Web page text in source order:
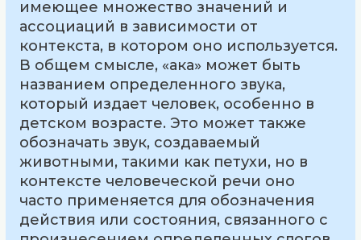
имеющее множество значений и
ассоциаций в зависимости от
контекста, в котором оно используется.
В общем смысле, «ака» может быть
названием определенного звука,
который издает человек, особенно в
детском возрасте. Это может также
обозначать звук, создаваемый
животными, такими как петухи, но в
контексте человеческой речи оно
часто применяется для обозначения
действия или состояния, связанного с